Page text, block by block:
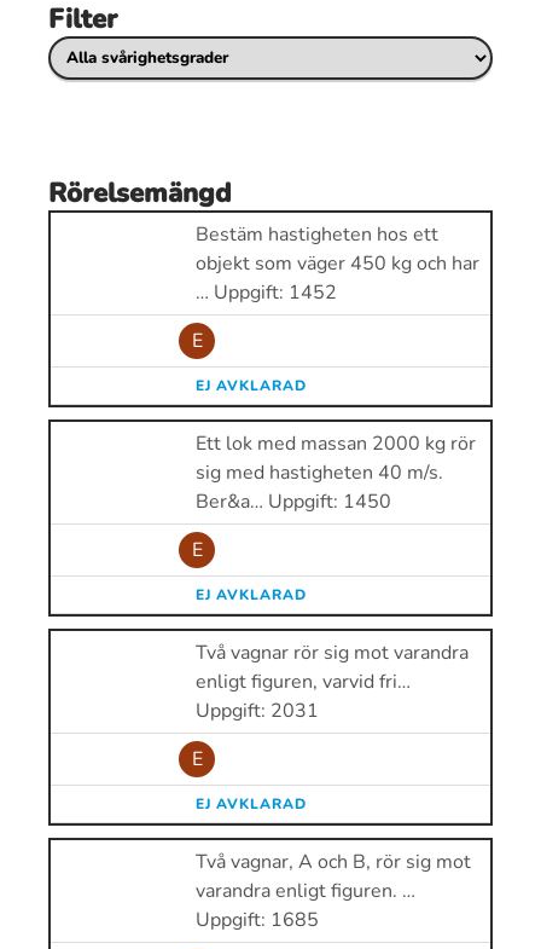
Filter
Rörelsemängd
Bestäm hastigheten hos ett
objekt som väger 450 kg och har
… Uppgift: 1452
E
EJ AVKLARAD
Ett lok med massan 2000 kg rör
sig med hastigheten 40 m/s.
Ber&a… Uppgift: 1450
E
EJ AVKLARAD
Två vagnar rör sig mot varandra
enligt figuren, varvid fri…
Uppgift: 2031
E
EJ AVKLARAD
Två vagnar, A och B, rör sig mot
varandra enligt figuren. …
Uppgift: 1685